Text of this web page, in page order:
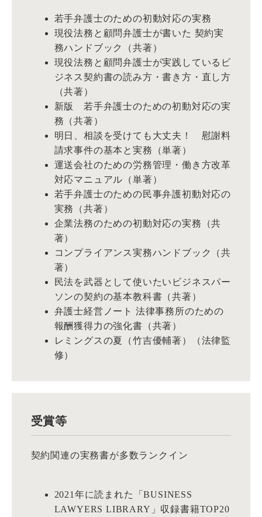
若手弁護士のための初動対応の実務
現役法務と顧問弁護士が書いた 契約実
務ハンドブック（共著）
現役法務と顧問弁護士が実践しているビ
ジネス契約書の読み方・書き方・直し方
（共著）
新版 若手弁護士のための初動対応の実
務（共著）
明日、相談を受けても大丈夫！ 慰謝料
請求事件の基本と実務（単著）
運送会社のための労務管理・働き方改革
対応マニュアル（単著）
若手弁護士のための民事弁護初動対応の
実務（共著）
企業法務のための初動対応の実務（共
著）
コンプライアンス実務ハンドブック（共
著）
民法を武器として使いたいビジネスパー
ソンの契約の基本教科書（共著）
弁護士経営ノート 法律事務所のための
報酬獲得力の強化書（共著）
レミングスの夏（竹吉優輔著）（法律監
修）
受賞等
契約関連の実務書が多数ランクイン
2021年に読まれた「BUSINESS
LAWYERS LIBRARY」収録書籍TOP20